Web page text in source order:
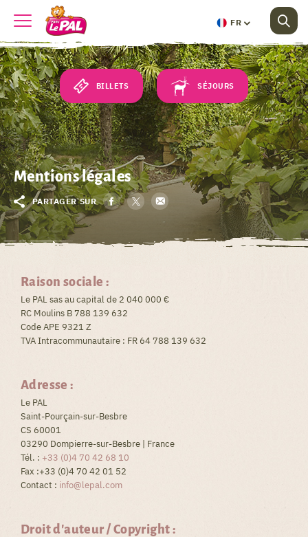
FR
BILLETS SÉJOURS
Mentions légales
PARTAGER SUR
Raison sociale :
Le PAL sas au capital de 2 040 000 €
RC Moulins B 788 139 632
Code APE 9321 Z
TVA Intracommunautaire : FR 64 788 139 632
Adresse :
Le PAL
Saint-Pourçain-sur-Besbre
CS 60001
03290 Dompierre-sur-Besbre | France
Tél. : +33 (0)4 70 42 68 10
Fax :+33 (0)4 70 42 01 52
Contact : info@lepal.com
Droit d'auteur / Copyright :